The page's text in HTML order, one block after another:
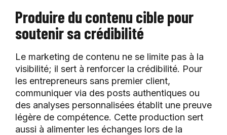
Produire du contenu cible pour
soutenir sa crédibilité
Le marketing de contenu ne se limite pas à la
visibilité; il sert à renforcer la crédibilité. Pour
les entrepreneurs sans premier client,
communiquer via des posts authentiques ou
des analyses personnalisées établit une preuve
légère de compétence. Cette production sert
aussi à alimenter les échanges lors de la